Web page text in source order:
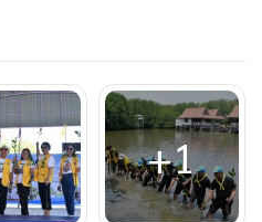
รรณรงค์ให้สมาชิกอีกกว่า 210
มอนุรักษ์ธรรมชาติและสิ่ง
ณ์นี้ยังได้สอดคล้องกับนโยบาย
หานคร ที่มุ่งเน้นการเพิ่มพื้นที่สี
องระบบนิเวศอย่างยั่งยืน การ
องพิทยาลงกรณ์ วันนี้จะเป็นทั้ง
เป็นแหล่งอนุบาลสัตว์น้ำสำคัญ
+1